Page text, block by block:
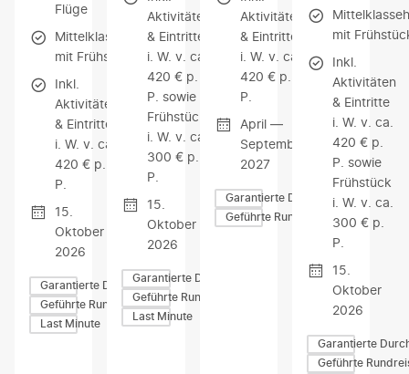
Flüge
Mittelklassehotels
mit Frühstück
Inkl.
Aktivitäten
& Eintritte
i. W. v. ca.
420 € p.
P.
15.
Oktober
2026
Garantierte Durchführung
Geführte Rundreisen
Last Minute
Aktivitäten
& Eintritte
i. W. v. ca.
420 € p.
P. sowie
Frühstück
i. W. v. ca.
300 € p.
P.
15.
Oktober
2026
Garantierte Durchführung
Geführte Rundreisen
Last Minute
Aktivitäten
& Eintritte
i. W. v. ca.
420 € p.
P.
April —
September
2027
Garantierte Durchführung
Geführte Rundreisen
mit
Inkl.
Aktivitäten
& Eintritte
i. W. v. ca.
420 € p.
P. sowie
Frühstück
i. W. v. ca.
300 € p.
P.
15.
Oktober
2026
Garantierte
Geführte